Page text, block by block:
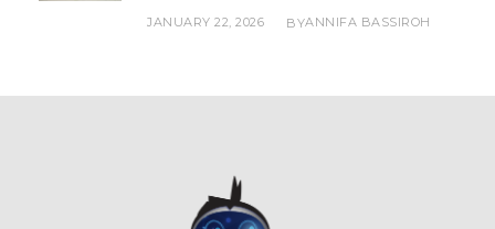
JANUARY 22, 2026 BYANNIFA BASSIROH